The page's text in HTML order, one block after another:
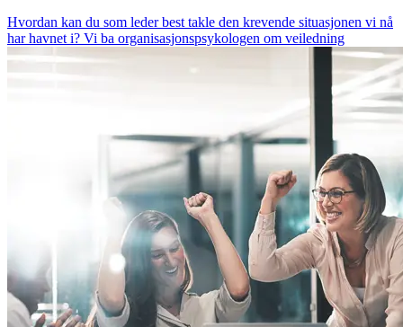
Hvordan kan du som leder best takle den krevende situasjonen vi nå
har havnet i? Vi ba organisasjonspsykologen om veiledning